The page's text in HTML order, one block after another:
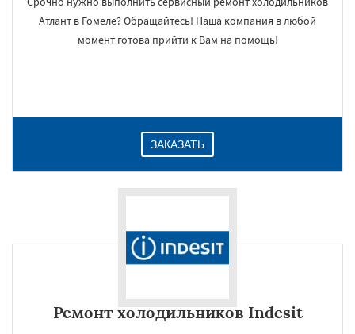
Атлант в Гомеле? Обращайтесь! Наша компания в любой
момент готова прийти к Вам на помощь!
ЗАКАЗАТЬ
Ремонт холодильников Indesit